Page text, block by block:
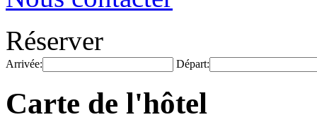
Réserver
Arrivée: Départ:
Carte de l'hôtel